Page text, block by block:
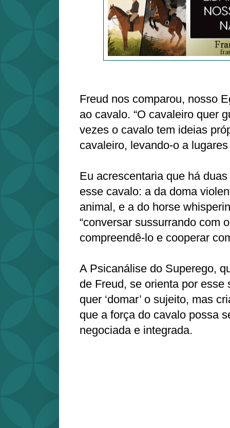
Freud nos comparou, nosso
ao cavalo. “O cavaleiro quer
vezes o cavalo tem ideias
cavaleiro, levando-o a
Eu acrescentaria que há
esse cavalo: a da doma
animal, e a do horse
“conversar sussurrando com
compreendê‑lo e cooperar
A Psicanálise do Superego,
de Freud, se orienta por esse
quer ‘domar’ o sujeito, mas
que a força do cavalo possa
negociada e integrada.